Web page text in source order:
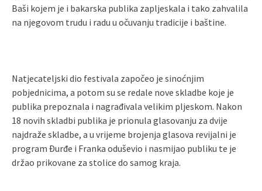
Baši kojem je i bakarska publika zapljeskala i tako zahvalila
na njegovom trudu i radu u očuvanju tradicije i baštine.
Natjecateljski dio festivala započeo je sinoćnjim
pobjednicima, a potom su se redale nove skladbe koje je
publika prepoznala i nagrađivala velikim pljeskom. Nakon
18 novih skladbi publika je prionula glasovanju za dvije
najdraže skladbe, a u vrijeme brojenja glasova revijalni je
program Đurđe i Franka oduševio i nasmijao publiku te je
držao prikovane za stolice do samog kraja.